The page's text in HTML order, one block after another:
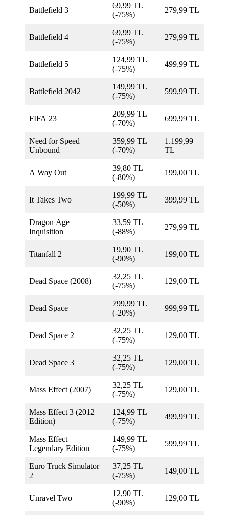
Battlefield 3
69,99 TL
(-75%)
279,99 TL
Battlefield 4
69,99 TL
(-75%)
279,99 TL
Battlefield 5
124,99 TL
(-75%)
499,99 TL
Battlefield 2042
149,99 TL
(-75%)
599,99 TL
FIFA 23
209,99 TL
(-70%)
699,99 TL
Need for Speed
Unbound
359,99 TL
(-70%)
1.199,99
TL
A Way Out
39,80 TL
(-80%)
199,00 TL
It Takes Two
199,99 TL
(-50%)
399,99 TL
Dragon Age
Inquisition
33,59 TL
(-88%)
279,99 TL
Titanfall 2
19,90 TL
(-90%)
199,00 TL
Dead Space (2008)
32,25 TL
(-75%)
129,00 TL
Dead Space
799,99 TL
(-20%)
999,99 TL
Dead Space 2
32,25 TL
(-75%)
129,00 TL
Dead Space 3
32,25 TL
(-75%)
129,00 TL
Mass Effect (2007)
32,25 TL
(-75%)
129,00 TL
Mass Effect 3 (2012
Edition)
124,99 TL
(-75%)
499,99 TL
Mass Effect
Legendary Edition
149,99 TL
(-75%)
599,99 TL
Euro Truck Simulator
2
37,25 TL
(-75%)
149,00 TL
Unravel Two
12,90 TL
(-90%)
129,00 TL